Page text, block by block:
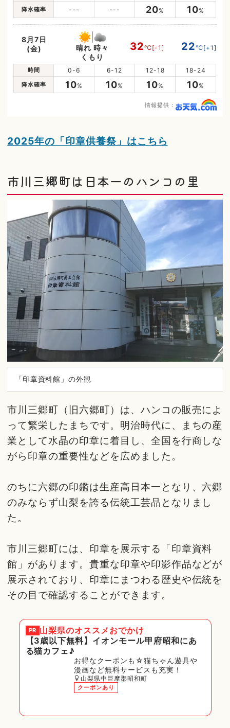
降水確率 --- --- 20% 10%
8月7日
(金)
晴れ 時々
くもり
32℃[-1] 22℃[+1]
時間 0-6 6-12 12-18 18-24
降水確率 10% 10% 10% 10%
情報提供：
2025年の「印章供養祭」はこちら
市川三郷町は日本一のハンコの里
「印章資料館」の外観
市川三郷町（旧六郷町）は、ハンコの販売によ
って繁栄したまちです。明治時代に、まちの産
業として水晶の印章に着目し、全国を行商しな
がら印章の重要性などを広めました。
のちに六郷の印鑑は生産高日本一となり、六郷
のみならず山梨を誇る伝統工芸品となりまし
た。
市川三郷町には、印章を展示する「印章資料
館」があります。貴重な印章や印影作品などが
展示されており、印章にまつわる歴史や伝統を
その目で確認することができます。
PR 山梨県のオススメおでかけ
【3歳以下無料】イオンモール甲府昭和にあ
る猫カフェ♪
お得なクーポンも☆猫ちゃん遊具や
漫画など無料サービスも充実！
山梨県中巨摩郡昭和町
クーポンあり